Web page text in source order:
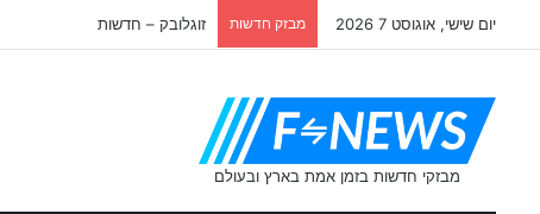
יום שישי, אוגוסט 7 2026 מבזק חדשות זוגלובק – חדשות